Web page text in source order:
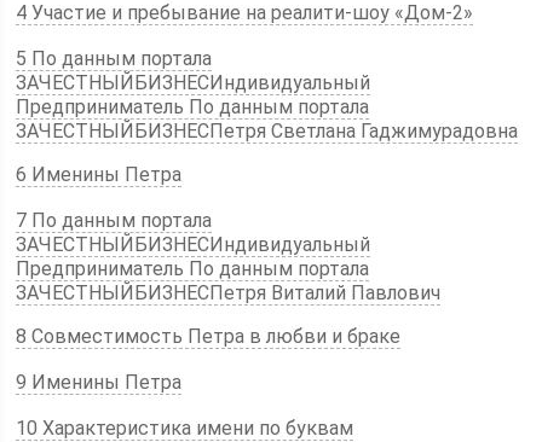
4 Участие и пребывание на реалити-шоу «Дом-2»
5 По данным портала
ЗАЧЕСТНЫЙБИЗНЕСИндивидуальный
Предприниматель По данным портала
ЗАЧЕСТНЫЙБИЗНЕСПетря Светлана Гаджимурадовна
6 Именины Петра
7 По данным портала
ЗАЧЕСТНЫЙБИЗНЕСИндивидуальный
Предприниматель По данным портала
ЗАЧЕСТНЫЙБИЗНЕСПетря Виталий Павлович
8 Совместимость Петра в любви и браке
9 Именины Петра
10 Характеристика имени по буквам